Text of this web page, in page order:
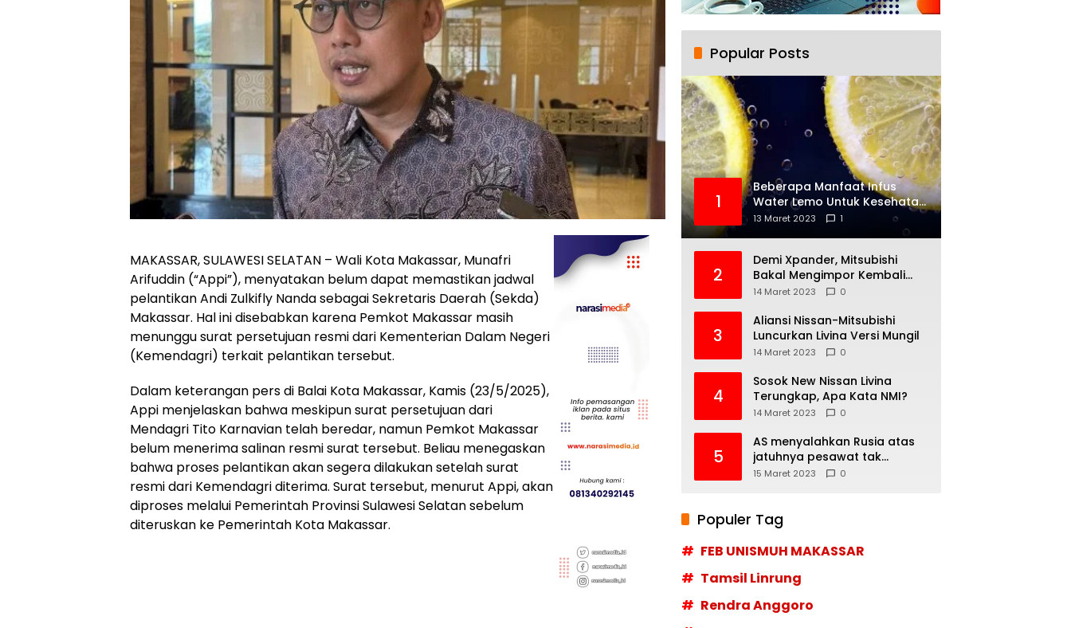
MAKASSAR, SULAWESI SELATAN – Wali Kota Makassar, Munafri
Arifuddin (“Appi”), menyatakan belum dapat memastikan jadwal
pelantikan Andi Zulkifly Nanda sebagai Sekretaris Daerah (Sekda)
Makassar. Hal ini disebabkan karena Pemkot Makassar masih
menunggu surat persetujuan resmi dari Kementerian Dalam Negeri
(Kemendagri) terkait pelantikan tersebut.
Dalam keterangan pers di Balai Kota Makassar, Kamis (23/5/2025),
Appi menjelaskan bahwa meskipun surat persetujuan dari
Mendagri Tito Karnavian telah beredar, namun Pemkot Makassar
belum menerima salinan resmi surat tersebut. Beliau menegaskan
bahwa proses pelantikan akan segera dilakukan setelah surat
resmi dari Kemendagri diterima. Surat tersebut, menurut Appi, akan
diproses melalui Pemerintah Provinsi Sulawesi Selatan sebelum
diteruskan ke Pemerintah Kota Makassar.
Popular Posts
1
Beberapa Manfaat Infus
Water Lemo Untuk Kesehatan
Anda
13 Maret 2023 1
2
Demi Xpander, Mitsubishi
Bakal Mengimpor Kembali
Pajero Sport
14 Maret 2023 0
3
Aliansi Nissan-Mitsubishi
Luncurkan Livina Versi Mungil
14 Maret 2023 0
4
Sosok New Nissan Livina
Terungkap, Apa Kata NMI?
14 Maret 2023 0
5
AS menyalahkan Rusia atas
jatuhnya pesawat tak
berawak di Laut Hitam,
15 Maret 2023 0
Populer Tag
FEB UNISMUH MAKASSAR
Tamsil Linrung
Rendra Anggoro